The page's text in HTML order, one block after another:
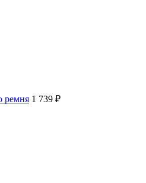
ремня 1 739 ₽